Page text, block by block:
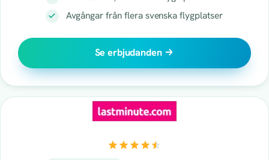
Avgångar från flera svenska flygplatser
Se erbjudanden